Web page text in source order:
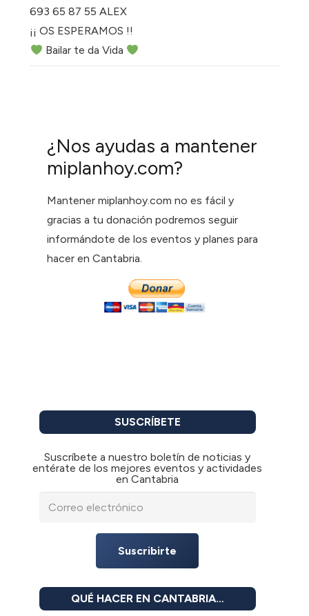
693 65 87 55 ALEX
¡¡ OS ESPERAMOS !!
Bailar te da Vida
¿Nos ayudas a mantener
miplanhoy.com?
Mantener miplanhoy.com no es fácil y
gracias a tu donación podremos seguir
informándote de los eventos y planes para
hacer en Cantabria.
SUSCRÍBETE
Suscríbete a nuestro boletín de noticias y
entérate de los mejores eventos y actividades
en Cantabria
Suscribirte
QUÉ HACER EN CANTABRIA…